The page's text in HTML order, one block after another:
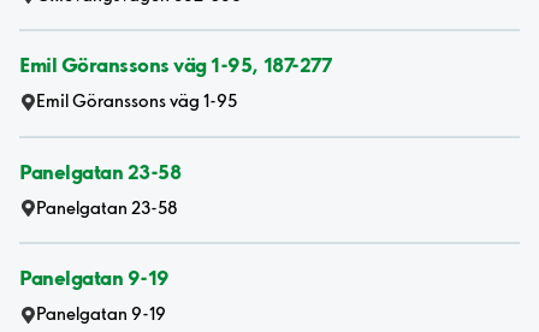
Emil Göranssons väg 1-95, 187-277
Emil Göranssons väg 1-95
Panelgatan 23-58
Panelgatan 23-58
Panelgatan 9-19
Panelgatan 9-19